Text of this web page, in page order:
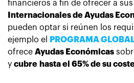
financieros a fin de ofrecer a
Internacionales de Ayudas
pueden optar si reúnen los
ejemplo el
PROGRAMA
ofrece Ayudas Económicas
y cubre hasta el 65% de su